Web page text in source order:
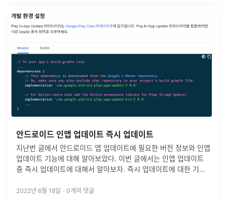
안드로이드 인앱 업데이트 즉시 업데이트
지난번 글에서 안드로이드 앱 업데이트에 필요한 버전 정보와 인앱
업데이트 기능에 대해 알아보았다. 이번 글에서는 인앱 업데이트
중 즉시 업데이트에 대해서 알아보자. 즉시 업데이트에 대한 기본
펴보자 !...
2022년 6월 18일 · 0개의 댓글